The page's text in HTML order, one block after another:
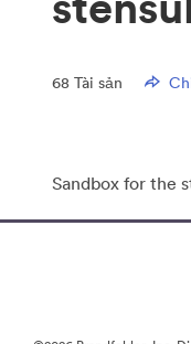
68 Tài sản
Sandbox for the